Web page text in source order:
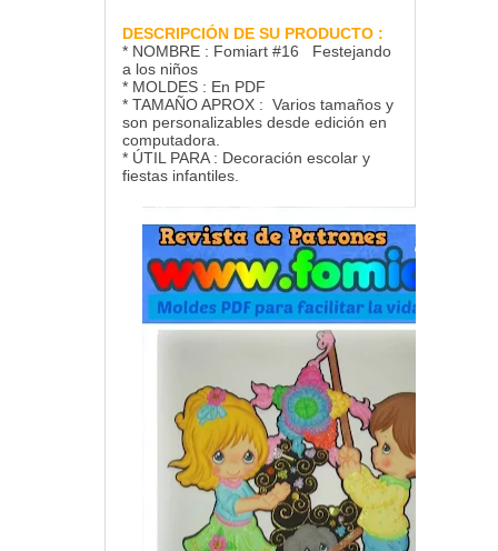
DESCRIPCIÓN DE SU PRODUCTO :
* NOMBRE : Fomiart #16 Festejando
a los niños
* MOLDES : En PDF
* TAMAÑO APROX : Varios tamaños y
son personalizables desde edición en
computadora.
* ÚTIL PARA : Decoración escolar y
fiestas infantiles.